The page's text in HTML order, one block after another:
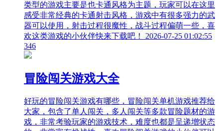
类型的游戏主要是也卡通风格为主题，玩家可以在这里
感受非常经典的卡通射击风格，游戏中有很多强力的武
器可以使用，射击过程很魔性，战斗过程偏萌一些，喜
欢这类游戏的小伙伴快来下载吧！
2026-07-25 01:02:55
346
冒险闯关游戏大全
好玩的冒险闯关游戏有哪些，冒险闯关单机游戏推荐给
大家，包含了单人闯关，多人闯关等多款冒险题材的游
戏，非常考验玩家的游戏技术，难度也都是呈递增状态